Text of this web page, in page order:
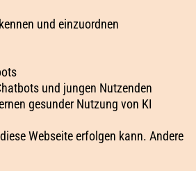
und einzuordnen
und jungen Nutzenden
gesunder Nutzung von KI
Webseite erfolgen kann. Andere